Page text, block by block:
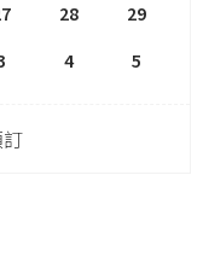
28
29
4 5